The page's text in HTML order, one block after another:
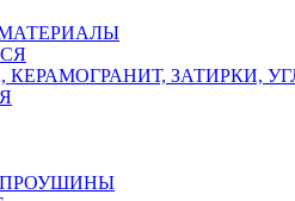
ЗАТИРКИ,